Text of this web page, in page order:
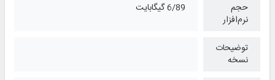
حجم
نرم‌افزار
6/89 گیگابایت
توضیحات
نسخه